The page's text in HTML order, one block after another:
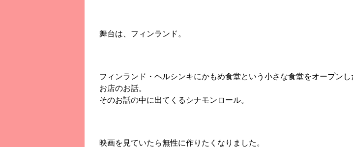
舞台は、フィンランド。
フィンランド・ヘルシンキにかもめ食堂という小さな食堂をオープン
お店のお話。
そのお話の中に出てくるシナモンロール。
映画を見ていたら無性に作りたくなりました。